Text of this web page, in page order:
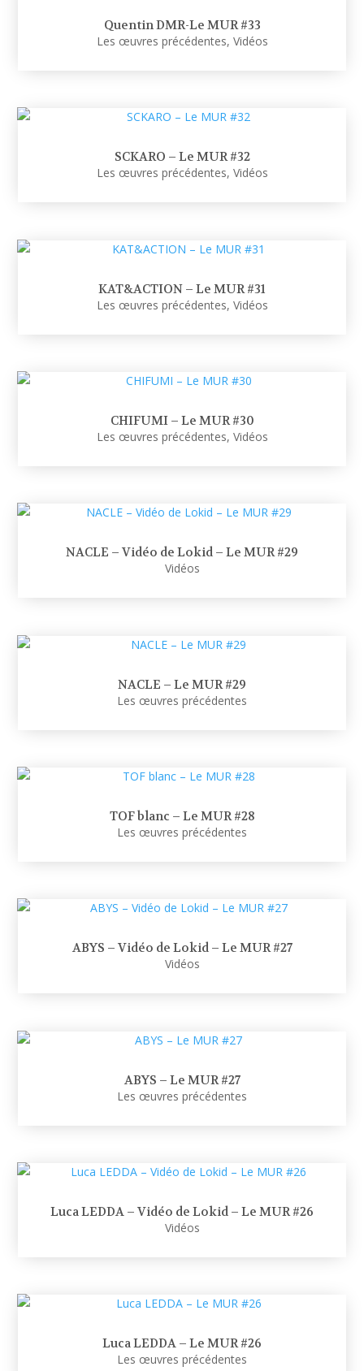
Quentin DMR-Le MUR #33
Les œuvres précédentes, Vidéos
SCKARO – Le MUR #32
Les œuvres précédentes, Vidéos
KAT&ACTION – Le MUR #31
Les œuvres précédentes, Vidéos
CHIFUMI – Le MUR #30
Les œuvres précédentes, Vidéos
NACLE – Vidéo de Lokid – Le MUR #29
Vidéos
NACLE – Le MUR #29
Les œuvres précédentes
TOF blanc – Le MUR #28
Les œuvres précédentes
ABYS – Vidéo de Lokid – Le MUR #27
Vidéos
ABYS – Le MUR #27
Les œuvres précédentes
Luca LEDDA – Vidéo de Lokid – Le MUR #26
Vidéos
Luca LEDDA – Le MUR #26
Les œuvres précédentes